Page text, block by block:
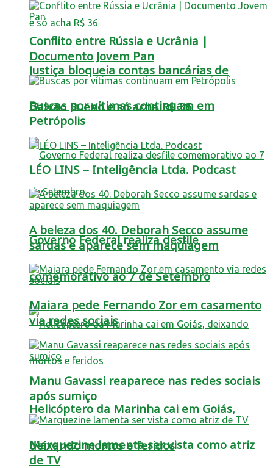
Justiça bloqueia contas bancárias de
Galvão Bueno e só acha R$ 36
Governo Federal realiza desfile
comemorativo ao 7 de Setembro
Helicóptero da Marinha cai em Goiás,
deixando mortos e feridos
Conflito entre Rússia e Ucrânia |
Documento Jovem Pan
Buscas por vítimas continuam em
Petrópolis
LÉO LINS – Inteligência Ltda. Podcast
A beleza dos 40. Deborah Secco assume
sardas e aparece sem maquiagem
Maiara pede Fernando Zor em casamento
via redes sociais
Manu Gavassi reaparece nas redes sociais
após sumiço
Marquezine lamenta ser vista como atriz
de TV